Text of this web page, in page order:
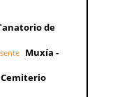
de
Muxía -